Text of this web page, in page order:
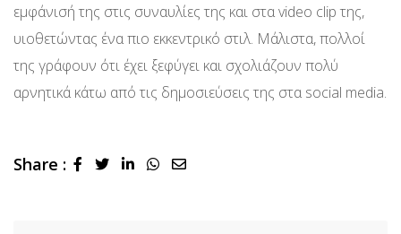
εμφάνισή της στις συναυλίες της και στα video clip της,
υιοθετώντας ένα πιο εκκεντρικό στιλ. Μάλιστα, πολλοί
της γράφουν ότι έχει ξεφύγει και σχολιάζουν πολύ
αρνητικά κάτω από τις δημοσιεύσεις της στα social media.
Share : LinkedInWhatsapp
Share